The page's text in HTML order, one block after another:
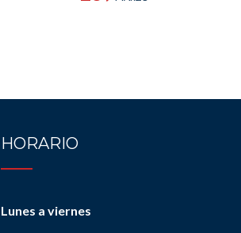
HORARIO
Lunes a viernes